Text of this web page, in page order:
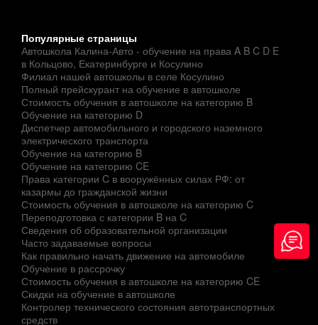
Популярные страницы
Автошкола Калина-Авто - обучение на права A B C D E
в Кольцово, Екатеринбурге и Косулино
Филиал нашей автошколы в селе Косулино
Полный прейскурант на обучение в автошколе
Стоимость обучения в автошколе на категорию B
Обучение на категорию D
Диспетчер автомобильного и городского наземного
электрического транспорта
Обучение на категорию B
Обучение на категорию CE
Права категории C в вооружённых силах РФ: от
казармы до гражданской жизни
Стоимость обучения в автошколе на категорию C
Переподготовка с категории B на C
Сведения об образовательной организации
Часто задаваемые вопросы
Как правильно начать движение на автомобиле
Обучение в рассрочку
Стоимость обучения в автошколе на категорию CE
Скидки на обучение в автошколе
Контролер технического состояния автотранспортных
средств